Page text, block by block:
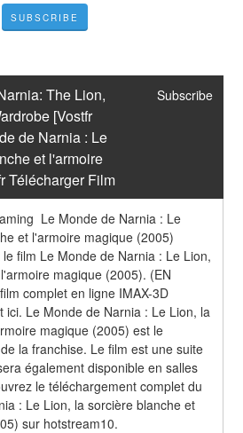
SUBSCRIBE
The Lion,
[Vostfr
de Narnia : Le
et l'armoire
Télécharger Film
Subscribe
Le Monde de Narnia : Le
et l'armoire magique (2005)
film Le Monde de Narnia : Le Lion,
magique (2005). (EN
complet en ligne IMAX-3D
ici. Le Monde de Narnia : Le Lion, la
magique (2005) est le
la franchise. Le film est une suite
également disponible en salles
le téléchargement complet du
: Le Lion, la sorcière blanche et
sur hotstream10.